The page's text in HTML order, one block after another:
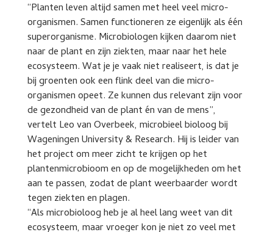
“Planten leven altijd samen met heel veel micro-
organismen. Samen functioneren ze eigenlijk als één
superorganisme. Microbiologen kijken daarom niet
naar de plant en zijn ziekten, maar naar het hele
ecosysteem. Wat je je vaak niet realiseert, is dat je
bij groenten ook een flink deel van die micro-
organismen opeet. Ze kunnen dus relevant zijn voor
de gezondheid van de plant én van de mens”,
vertelt Leo van Overbeek, microbieel bioloog bij
Wageningen University & Research. Hij is leider van
het project om meer zicht te krijgen op het
plantenmicrobioom en op de mogelijkheden om het
aan te passen, zodat de plant weerbaarder wordt
tegen ziekten en plagen.
“Als microbioloog heb je al heel lang weet van dit
ecosysteem, maar vroeger kon je niet zo veel met